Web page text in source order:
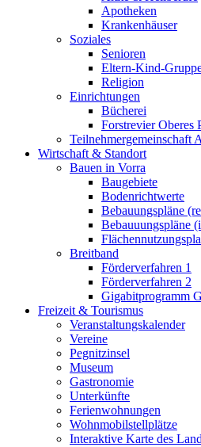
Apotheken
Krankenhäuser
Soziales
Senioren
Eltern-Kind-
Religion
Einrichtungen
Bücherei
Forstrevier Oberes
Teilnehmergemeinschaft
Wirtschaft & Standort
Bauen in Vorra
Baugebiete
Bodenrichtwerte
Bebauungspläne
Bebauuungspläne
Breitband
Förderverfahren 1
Förderverfahren 2
Gigabitprogramm
Freizeit & Tourismus
Veranstaltungskalender
Vereine
Pegnitzinsel
Museum
Gastronomie
Unterkünfte
Ferienwohnungen
Wohnmobilstellplätze
Interaktive Karte des